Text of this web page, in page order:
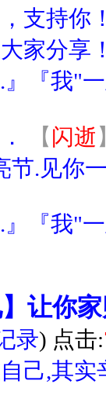
支持你
家分享
』『我"
【 闪逝
节.见你
』『我"
让你
录) 点击:
己,其实